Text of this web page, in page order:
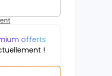
offerts
!